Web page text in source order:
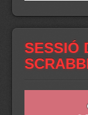
SESSIÓ